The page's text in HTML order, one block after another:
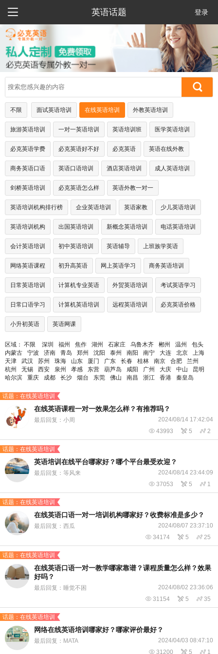
 英语话题 登录
不限 面试英语培训 在线英语培训 外教英语培训
旅游英语培训 一对一英语培训 英语培训班 医学英语培训
必克英语学费 必克英语好不好 必克英语 英语在线外教
商务英语口语 英语口语培训 酒店英语培训 成人英语培训
剑桥英语培训 必克英语怎么样 英语外教一对一
英语培训机构排行榜 企业英语培训 英语家教 少儿英语培训
英语培训机构 出国英语培训 新概念英语培训 电话英语培训
会计英语培训 初中英语培训 英语辅导 上班族学英语
网络英语课程 初升高英语 网上英语学习 商务英语培训
日常英语培训 计算机专业英语 外贸英语培训 考试英语学习
日常口语学习 计算机英语培训 远程英语培训 必克英语价格
小升初英语 英语网课
区域： 不限 深圳 福州 焦作 湖州 石家庄 乌鲁木齐 郴州 温州
包头
内蒙古
宁波 济南 青岛 郑州 沈阳 泰州 南阳 南宁 大连 北京
上海
天津
武汉 苏州 珠海 山东 厦门 广东 长春 桂林 南京 合肥
兰州
杭州
无锡 西安 泉州 孝感 东营 葫芦岛 咸阳 广州 大庆 中山
昆明
哈尔滨
重庆 成都 长沙 烟台 东莞 佛山 南昌 浙江 香港 秦皇岛
话题：在线英语培训
在线英语课程一对一效果怎么样？有推荐吗？
最后回复：小周 2024/08/14 17:42:04
 43993  5  2
话题：在线英语培训
英语培训在线平台哪家好？哪个平台最受欢迎？
最后回复：等风来 2024/08/14 23:44:09
 37053  5  1
话题：在线英语培训
在线英语口语一对一培训机构哪家好？收费标准是多少？
最后回复：西瓜 2024/08/07 23:37:10
 34174  5  25
话题：在线英语培训
在线英语口语一对一教学哪家靠谱？课程质量怎么样？效果
好吗？
最后回复：睡觉不困 2024/08/02 23:36:06
 31154  5  35
话题：在线英语培训
​网络在线英语培训哪家好？哪家评价最好？
最后回复：MATA 2024/04/03 08:47:10
 31200  5  1